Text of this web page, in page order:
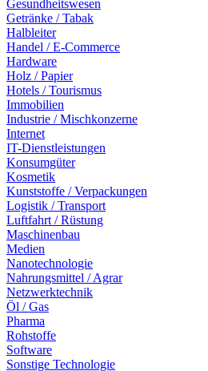
Gesundheitswesen
Getränke / Tabak
Halbleiter
Handel / E-Commerce
Hardware
Holz / Papier
Hotels / Tourismus
Immobilien
Industrie / Mischkonzerne
Internet
IT-Dienstleistungen
Konsumgüter
Kosmetik
Kunststoffe / Verpackungen
Logistik / Transport
Luftfahrt / Rüstung
Maschinenbau
Medien
Nanotechnologie
Nahrungsmittel / Agrar
Netzwerktechnik
Öl / Gas
Pharma
Rohstoffe
Software
Sonstige Technologie